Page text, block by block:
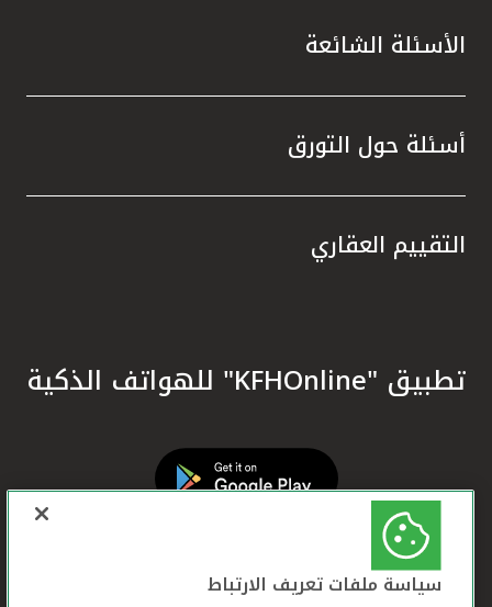
الأسئلة الشائعة
أسئلة حول التورق
التقييم العقاري
تطبيق "KFHOnline" للهواتف الذكية
سياسة ملفات تعريف الارتباط